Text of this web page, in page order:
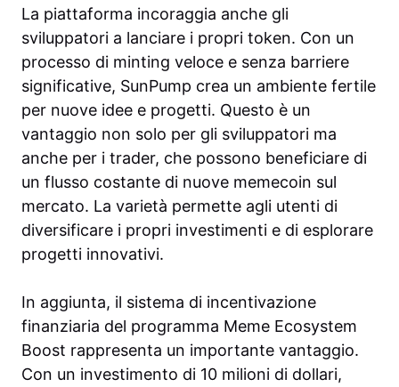
La piattaforma incoraggia anche gli
sviluppatori a lanciare i propri token. Con un
processo di minting veloce e senza barriere
significative, SunPump crea un ambiente fertile
per nuove idee e progetti. Questo è un
vantaggio non solo per gli sviluppatori ma
anche per i trader, che possono beneficiare di
un flusso costante di nuove memecoin sul
mercato. La varietà permette agli utenti di
diversificare i propri investimenti e di esplorare
progetti innovativi.
In aggiunta, il sistema di incentivazione
finanziaria del programma Meme Ecosystem
Boost rappresenta un importante vantaggio.
Con un investimento di 10 milioni di dollari,